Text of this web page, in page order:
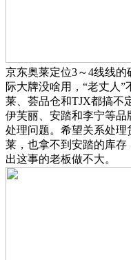
京东奥莱定位3～4线线
际大牌没啥用，“老丈人
莱、荟品仓和TJX都搞不
伊芙丽、安踏和李宁等
处理问题。希望关系处
莱，也拿不到安踏的库
出这事的老板做不大。